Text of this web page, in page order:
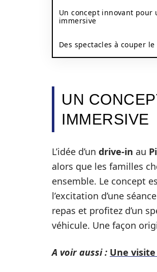
Un concept innovant pour
immersive
Des spectacles à couper
UN
IMMERSIVE
L’idée d’un drive-in au
alors que les familles
ensemble. Le concept
l’excitation d’une
repas et profitez d’un
véhicule. Une façon
A voir aussi : Une